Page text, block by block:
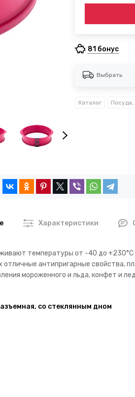
81 бонус
Выбрать
Каталог
Характеристики
температуры от -40 до +230°C
антипригарные свойства,
мороженного и льда, конфет и
со стеклянным дном